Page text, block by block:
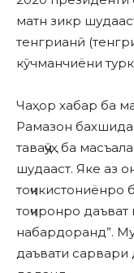
матн зикр
тенгрианӣ
кӯчманчиёни
Чаҳор хабар ба
Рамазон
таваҷҷӯҳ ба
шудааст. Яке аз
тоҷиронро
набардоранд”.
даъвати сарвари